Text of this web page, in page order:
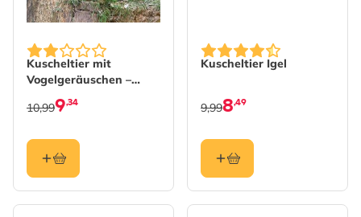
Kuscheltier mit
Vogelgeräuschen –
Rauchschwalbe
9,34
10,99
Kuscheltier Igel
8,49
9,99